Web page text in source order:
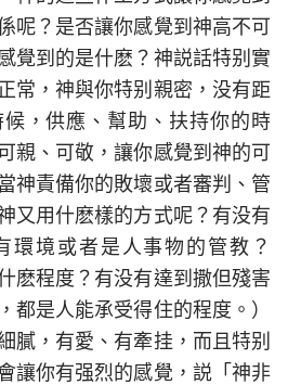
呢？是否讓你感覺到神高不可
覺到的是什麽？神説話特别實
常，神與你特别親密，没有距
，供應、幫助、扶持你的時
親、可敬，讓你感覺到神的可
神責備你的敗壞或者審判、管
又用什麽樣的方式呢？有没有
環境或者是人事物的管教？
麽程度？有没有達到撒但殘害
都是人能承受得住的程度。）
膩，有愛、有牽挂，而且特别
讓你有强烈的感覺，説「神非